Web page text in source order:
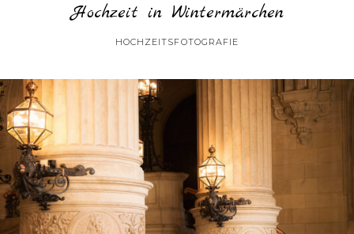
Hochzeit in Wintermärchen
HOCHZEITSFOTOGRAFIE